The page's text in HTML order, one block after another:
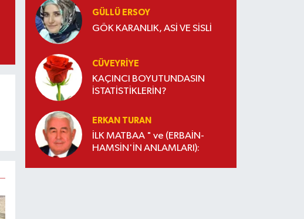
GÜLLÜ ERSOY
GÖK KARANLIK, ASİ VE SİSLİ
CÜVEYRIYE
KAÇINCI BOYUTUNDASIN
İSTATİSTİKLERİN?
ERKAN TURAN
İLK MATBAA " ve (ERBAİN-
HAMSİN'İN ANLAMLARI):